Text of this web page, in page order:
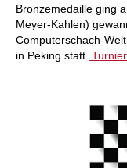
Bronzemedaille ging
Meyer-Kahlen)
Computerschach-
in Peking statt.